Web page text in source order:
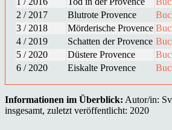
2 / 2017
Blutrote Provence
3 / 2018
Mörderische Provence
4 / 2019
Schatten der Provence
5 / 2020
Düstere Provence
6 / 2020
Eiskalte Provence
Informationen im Überblick: Autor/in:
insgesamt, zuletzt veröffentlicht: 2020